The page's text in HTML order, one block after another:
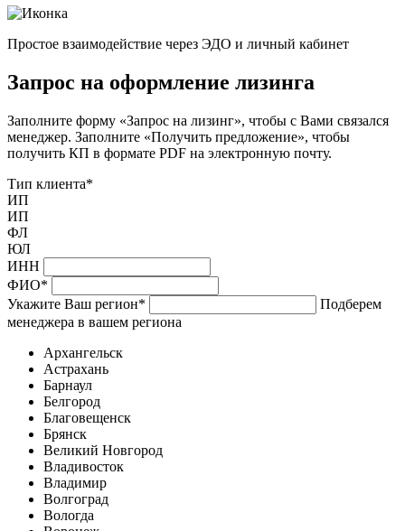
Простое взаимодействие через ЭДО и личный кабинет
Запрос на оформление лизинга
Заполните форму «Запрос на лизинг», чтобы с Вами связался
менеджер. Заполните «Получить предложение», чтобы
получить КП в формате PDF на электронную почту.
Тип клиента*
ИП
ИП
ФЛ
ЮЛ
ИНН
ФИО*
Укажите Ваш регион*
Подберем
менеджера в вашем региона
Архангельск
Астрахань
Барнаул
Белгород
Благовещенск
Брянск
Великий Новгород
Владивосток
Владимир
Волгоград
Вологда